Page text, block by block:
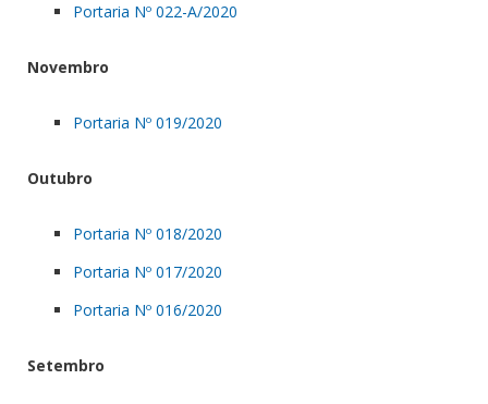
Portaria Nº 022-A/2020
Novembro
Portaria Nº 019/2020
Outubro
Portaria Nº 018/2020
Portaria Nº 017/2020
Portaria Nº 016/2020
Setembro